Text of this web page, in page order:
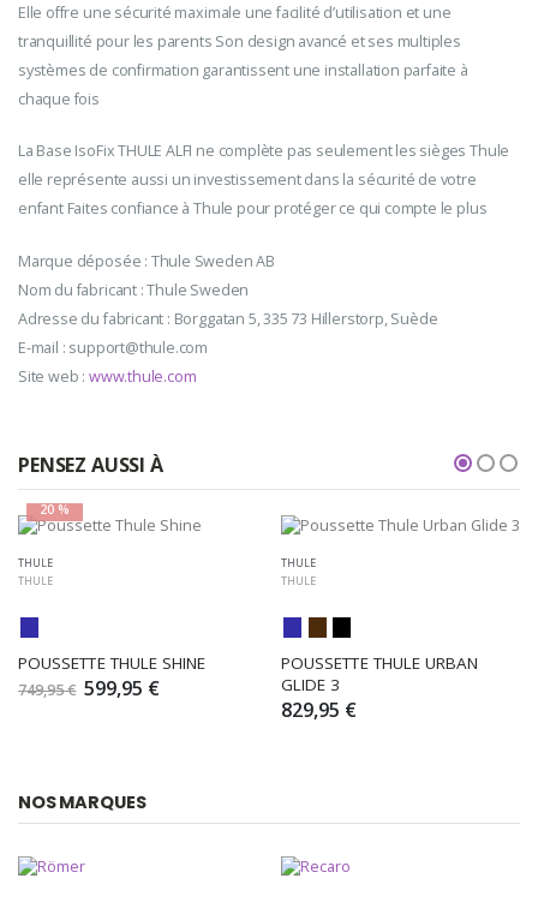
Elle offre une sécurité maximale une facilité d’utilisation et une
tranquillité pour les parents Son design avancé et ses multiples
systèmes de confirmation garantissent une installation parfaite à
chaque fois
La Base IsoFix THULE ALFI ne complète pas seulement les sièges Thule
elle représente aussi un investissement dans la sécurité de votre
enfant Faites confiance à Thule pour protéger ce qui compte le plus
Marque déposée : Thule Sweden AB
Nom du fabricant : Thule Sweden
Adresse du fabricant : Borggatan 5, 335 73 Hillerstorp, Suède
E-mail : support@thule.com
Site web : www.thule.com
PENSEZ AUSSI À
20 %
THULE
THULE
POUSSETTE THULE SHINE
749,95 € 599,95 €
THULE
THULE
POUSSETTE THULE URBAN
GLIDE 3
829,95 €
NOS MARQUES